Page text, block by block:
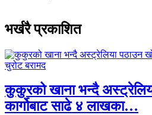
भर्खरै प्रकाशित
कुकुरको खाना भन्दै
कार्गोबाट साढे ४ लाखका…